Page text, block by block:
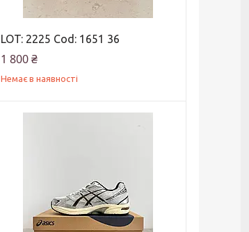
LOT: 2225 Cod: 1651 36
1 800 ₴
Немає в наявності